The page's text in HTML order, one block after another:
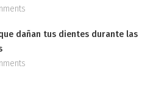
dañan tus dientes durante las